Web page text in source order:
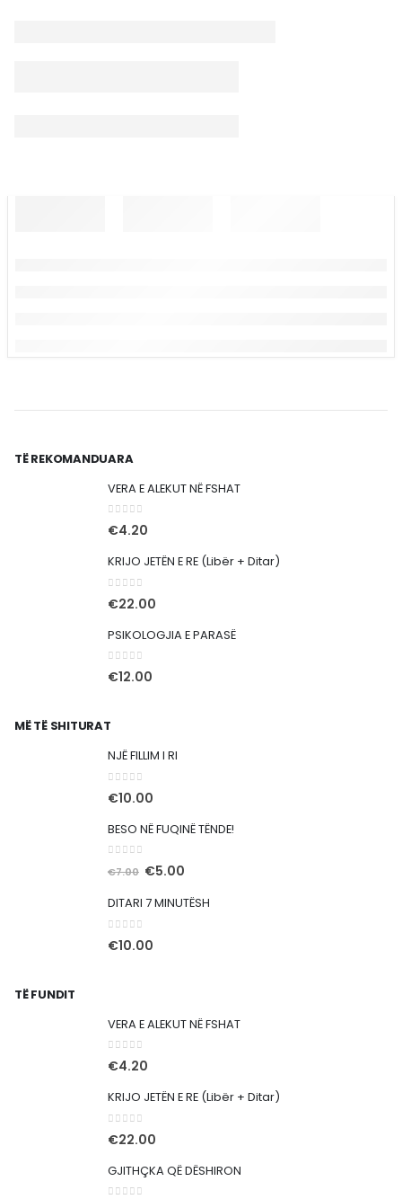
TË REKOMANDUARA
VERA E ALEKUT NË FSHAT
0out of 5
€4.20
KRIJO JETËN E RE (Libër + Ditar)
out of 5
€22.00
PSIKOLOGJIA E PARASË
0out of 5
€12.00
MË TË SHITURAT
NJË FILLIM I RI
out of 5
€10.00
BESO NË FUQINË TËNDE!
out of 5
€7.00 Çmimi
qe:
€5.00
tanishëm
DITARI 7 MINUTËSH
out of 5
€10.00
TË FUNDIT
VERA E ALEKUT NË FSHAT
0out of 5
€4.20
KRIJO JETËN E RE (Libër + Ditar)
out of 5
€22.00
GJITHÇKA QË DËSHIRON